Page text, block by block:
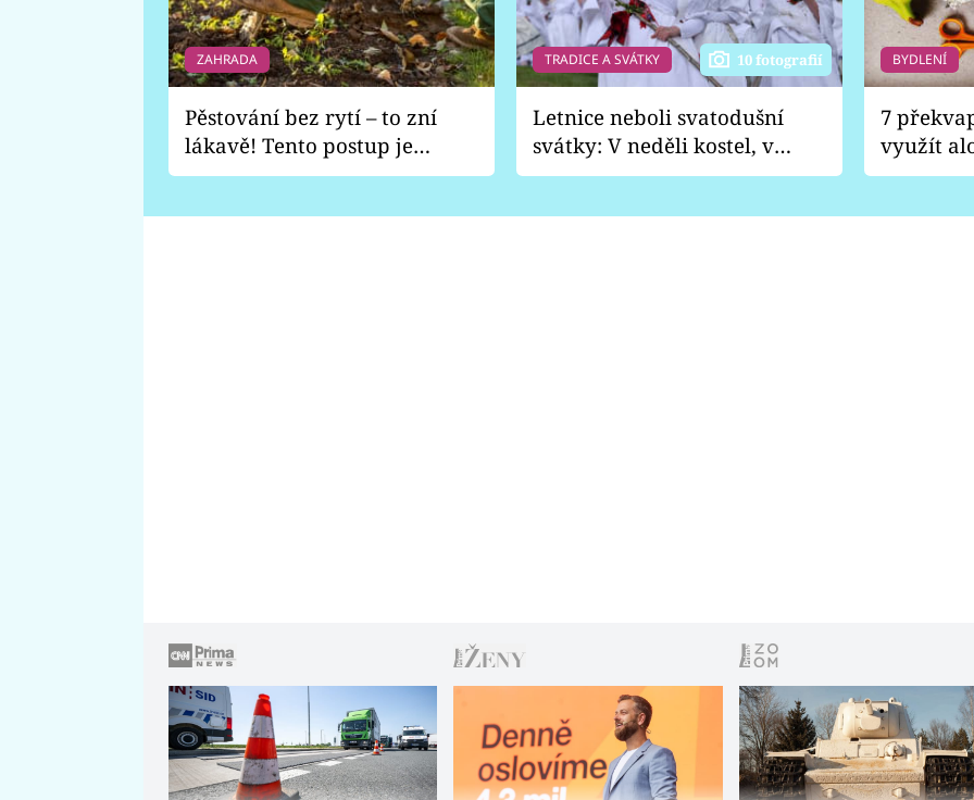
ZAHRADA
Pěstování bez rytí – to zní
lákavě! Tento postup je
vhodný jen pro některé
TRADICE A SVÁTKY 10 fotografií
Letnice neboli svatodušní
svátky: V neděli kostel, v
pondělí zábava
BYDLENÍ
7
využít